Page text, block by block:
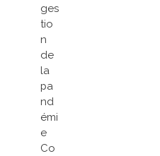
ges
tio
n
de
la
pa
nd
émi
e
Co